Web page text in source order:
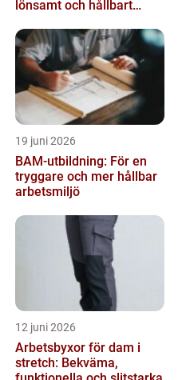
lönsamt och hållbart
19 juni 2026
BAM-utbildning: För en
tryggare och mer hållbar
arbetsmiljö
12 juni 2026
Arbetsbyxor för dam i
stretch: Bekväma,